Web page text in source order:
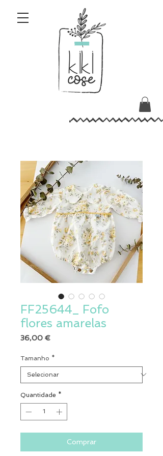
FF25644_ Fofo
flores amarelas
36,00 €
Tamanho *
Quantidade *
Comprar